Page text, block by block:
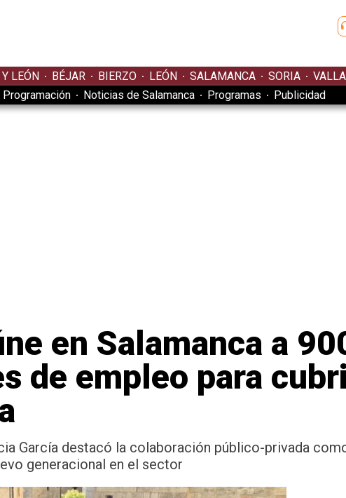
LEÓN BÉJAR BIERZO LEÓN SALAMANCA SORIA
Programación
Noticias de Salamanca Programas Publicidad
en Salamanca a
de empleo para
García destacó la colaboración público-privada
generacional en el sector